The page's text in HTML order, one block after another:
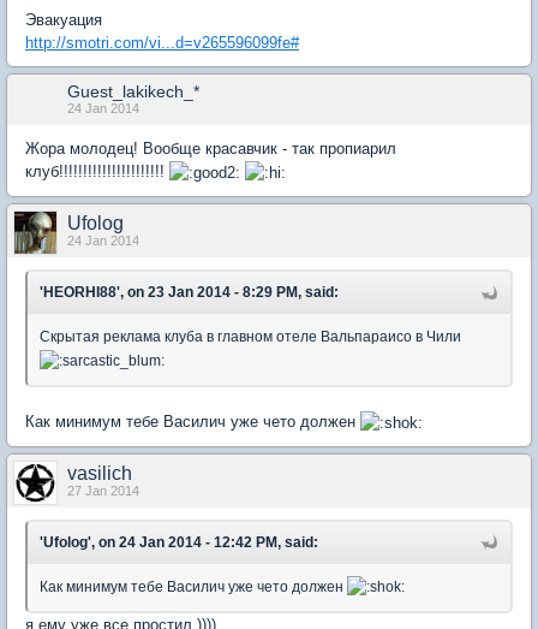
Эвакуация
http://smotri.com/vi...d=v265596099fe#
Guest_lakikech_*
24 Jan 2014
Жора молодец! Вообще красавчик - так пропиарил
клуб!!!!!!!!!!!!!!!!!!!!!!
Ufolog
24 Jan 2014
'HEORHI88', on 23 Jan 2014 - 8:29 PM, said:
Скрытая реклама клуба в главном отеле Вальпараисо в Чили
Как минимум тебе Василич уже чето должен
vasilich
27 Jan 2014
'Ufolog', on 24 Jan 2014 - 12:42 PM, said:
Как минимум тебе Василич уже чето должен
я ему уже все простил ))))